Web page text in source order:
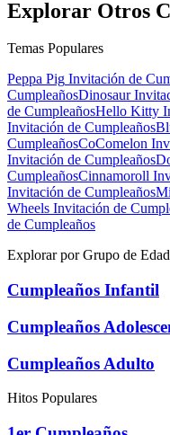
Explorar Otros
Temas Populares
Peppa Pig Invitación de
CumpleañosDinosaur
de CumpleañosHello Kitty
Invitación de Cumpleaños
CumpleañosCoComelon
Invitación de Cumpleaños
CumpleañosCinnamoroll
Invitación de Cumpleaños
Wheels Invitación de
de Cumpleaños
Explorar por Grupo de Edad
Cumpleaños Infantil
Cumpleaños
Cumpleaños Adulto
Hitos Populares